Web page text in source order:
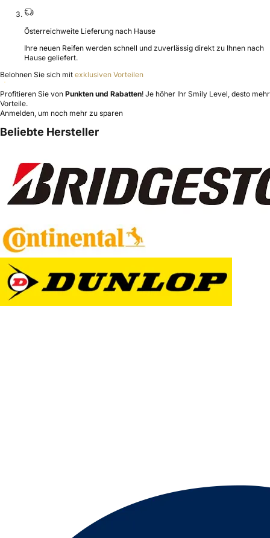
Österreichweite Lieferung nach Hause
Ihre neuen Reifen werden schnell und zuverlässig direkt zu Ihnen nach
Hause geliefert.
Belohnen Sie sich mit exklusiven Vorteilen
Profitieren Sie von Punkten und Rabatten! Je höher Ihr Smily Level, desto mehr
Vorteile.
Anmelden, um noch mehr zu sparen
Beliebte Hersteller